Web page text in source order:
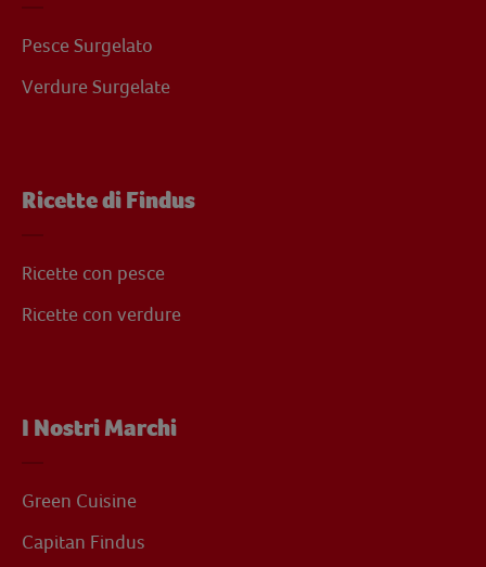
Pesce Surgelato
Verdure Surgelate
Ricette di Findus
Ricette con pesce
Ricette con verdure
I Nostri Marchi
Green Cuisine
Capitan Findus